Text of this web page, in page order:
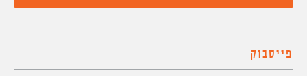
פייסבוק